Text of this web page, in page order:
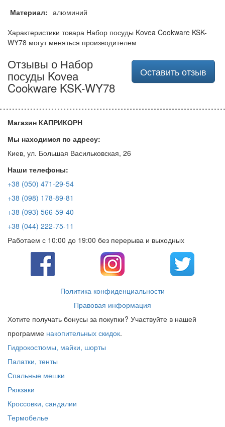
Материал: алюминий
Характеристики товара Набор посуды Kovea Cookware KSK-
WY78 могут меняться производителем
Оставить отзыв
Отзывы о Набор
посуды Kovea
Cookware KSK-WY78
Магазин КАПРИКОРН
Мы находимся по адресу:
Киев, ул. Большая Васильковская, 26
Наши телефоны:
+38 (050) 471-29-54
+38 (098) 178-89-81
+38 (093) 566-59-40
+38 (044) 222-75-11
Работаем с 10:00 до 19:00 без перерыва и выходных
Политика конфиденциальности
Правовая информация
Хотите получать бонусы за покупки? Участвуйте в нашей
программе накопительных скидок.
Гидрокостюмы, майки, шорты
Палатки, тенты
Спальные мешки
Рюкзаки
Кроссовки, сандалии
Термобелье